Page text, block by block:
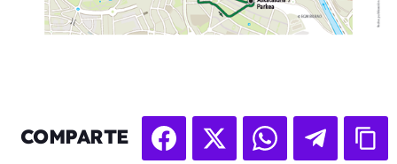
COMPARTE